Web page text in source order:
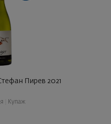
Пирев 2021
Купаж